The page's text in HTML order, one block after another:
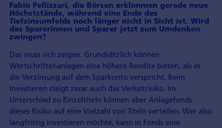
Fabio Pellizzari, die Börsen erklimmen gerade neue
Höchststände, während eine Ende des
Tiefzinsumfelds noch länger nicht in Sicht ist. Wird
das Sparerinnen und Sparer jetzt zum Umdenken
zwingen?
Das muss sich zeigen. Grundsätzlich können
Wertschriftenanlagen eine höhere Rendite bieten, als es
die Verzinsung auf dem Sparkonto verspricht. Beim
Investieren steigt zwar auch das Verlustrisiko. Im
Unterschied zu Einzeltiteln können aber Anlagefonds
dieses Risiko auf eine Vielzahl von Titeln verteilen. Wer also
langfristig investieren möchte, kann in Fonds eine